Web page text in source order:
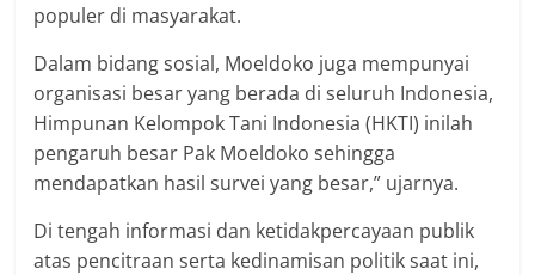
populer di masyarakat.
Dalam bidang sosial, Moeldoko juga mempunyai
organisasi besar yang berada di seluruh Indonesia,
Himpunan Kelompok Tani Indonesia (HKTI) inilah
pengaruh besar Pak Moeldoko sehingga
mendapatkan hasil survei yang besar,” ujarnya.
Di tengah informasi dan ketidakpercayaan publik
atas pencitraan serta kedinamisan politik saat ini,